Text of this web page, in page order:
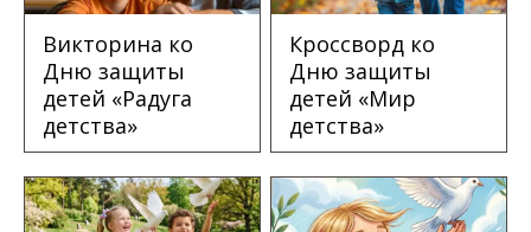
Викторина ко
Дню защиты
детей «Радуга
детства»
Кроссворд ко
Дню защиты
детей «Мир
детства»